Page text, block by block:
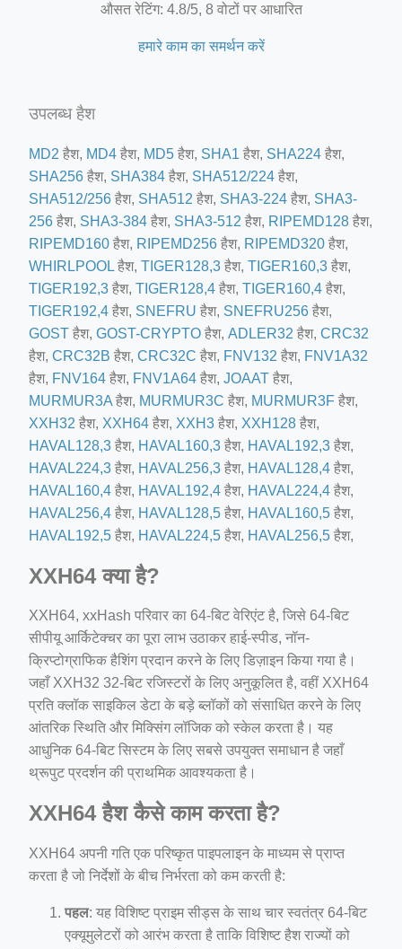
crew-neck-navy-blue/
औसत रेटिंग: 4.8/5, 8 वोटों पर आधारित
हमारे काम का समर्थन करें
उपलब्ध हैश
MD2 हैश, MD4 हैश, MD5 हैश, SHA1 हैश, SHA224 हैश,
SHA256 हैश, SHA384 हैश, SHA512/224 हैश,
SHA512/256 हैश, SHA512 हैश, SHA3-224 हैश, SHA3-
256 हैश, SHA3-384 हैश, SHA3-512 हैश, RIPEMD128 हैश,
RIPEMD160 हैश, RIPEMD256 हैश, RIPEMD320 हैश,
WHIRLPOOL हैश, TIGER128,3 हैश, TIGER160,3 हैश,
TIGER192,3 हैश, TIGER128,4 हैश, TIGER160,4 हैश,
TIGER192,4 हैश, SNEFRU हैश, SNEFRU256 हैश,
GOST हैश, GOST-CRYPTO हैश, ADLER32 हैश, CRC32
हैश, CRC32B हैश, CRC32C हैश, FNV132 हैश, FNV1A32
हैश, FNV164 हैश, FNV1A64 हैश, JOAAT हैश,
MURMUR3A हैश, MURMUR3C हैश, MURMUR3F हैश,
XXH32 हैश, XXH64 हैश, XXH3 हैश, XXH128 हैश,
HAVAL128,3 हैश, HAVAL160,3 हैश, HAVAL192,3 हैश,
HAVAL224,3 हैश, HAVAL256,3 हैश, HAVAL128,4 हैश,
HAVAL160,4 हैश, HAVAL192,4 हैश, HAVAL224,4 हैश,
HAVAL256,4 हैश, HAVAL128,5 हैश, HAVAL160,5 हैश,
HAVAL192,5 हैश, HAVAL224,5 हैश, HAVAL256,5 हैश,
XXH64 क्या है?
XXH64, xxHash परिवार का 64-बिट वेरिएंट है, जिसे 64-बिट
सीपीयू आर्किटेक्चर का पूरा लाभ उठाकर हाई-स्पीड, नॉन-
क्रिप्टोग्राफिक हैशिंग प्रदान करने के लिए डिज़ाइन किया गया है।
जहाँ XXH32 32-बिट रजिस्टरों के लिए अनुकूलित है, वहीं XXH64
प्रति क्लॉक साइकिल डेटा के बड़े ब्लॉकों को संसाधित करने के लिए
आंतरिक स्थिति और मिक्सिंग लॉजिक को स्केल करता है। यह
आधुनिक 64-बिट सिस्टम के लिए सबसे उपयुक्त समाधान है जहाँ
थ्रूपुट प्रदर्शन की प्राथमिक आवश्यकता है।
XXH64 हैश कैसे काम करता है?
XXH64 अपनी गति एक परिष्कृत पाइपलाइन के माध्यम से प्राप्त
करता है जो निर्देशों के बीच निर्भरता को कम करती है:
पहल: यह विशिष्ट प्राइम सीड्स के साथ चार स्वतंत्र 64-बिट
एक्यूमुलेटरों को आरंभ करता है ताकि विशिष्ट हैश राज्यों को